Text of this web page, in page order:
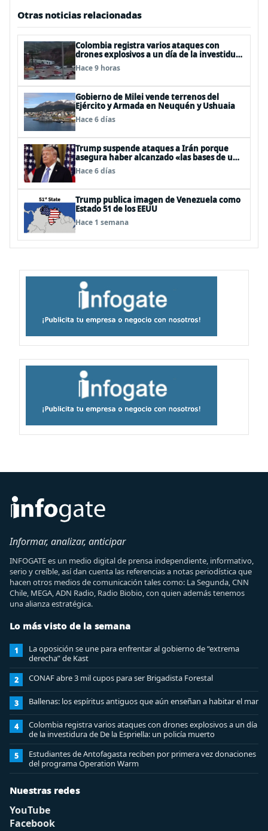
Otras noticias relacionadas
Colombia registra varios ataques con
drones explosivos a un día de la investidura
de De la Espriella: un policía muerto
Hace 9 horas
Gobierno de Milei vende terrenos del
Ejército y Armada en Neuquén y Ushuaia
Hace 6 días
Trump suspende ataques a Irán porque
asegura haber alcanzado «las bases de un
acuerdo»
Hace 6 días
Trump publica imagen de Venezuela como
Estado 51 de los EEUU
Hace 1 semana
Informar, analizar, anticipar
INFOGATE es un medio digital de prensa independiente, informativo,
serio y creíble, así dan cuenta las referencias a notas periodística que
hacen otros medios de comunicación tales como: La Segunda, CNN
Chile, MEGA, ADN Radio, Radio Biobio, con quien además tenemos
una alianza estratégica.
Lo más visto de la semana
1
La oposición se une para enfrentar al gobierno de “extrema
derecha” de Kast
2 CONAF abre 3 mil cupos para ser Brigadista Forestal
3 Ballenas: los espíritus antiguos que aún enseñan a habitar el mar
4
Colombia registra varios ataques con drones explosivos a un día
de la investidura de De la Espriella: un policía muerto
5
Estudiantes de Antofagasta reciben por primera vez donaciones
del programa Operation Warm
Nuestras redes
YouTube
Facebook